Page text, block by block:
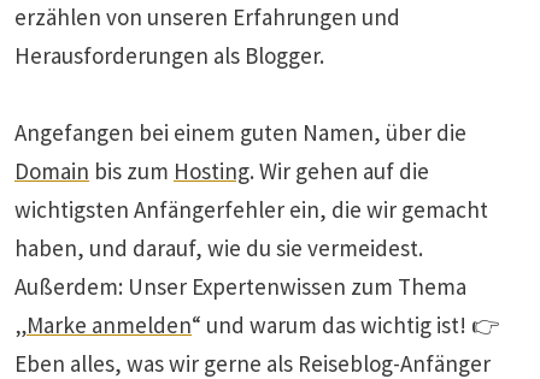
erzählen von unseren Erfahrungen und
Herausforderungen als Blogger.
Angefangen bei einem guten Namen, über die
Domain bis zum Hosting. Wir gehen auf die
wichtigsten Anfängerfehler ein, die wir gemacht
haben, und darauf, wie du sie vermeidest.
Außerdem: Unser Expertenwissen zum Thema
„Marke anmelden“ und warum das wichtig ist! 👉
Eben alles, was wir gerne als Reiseblog-Anfänger